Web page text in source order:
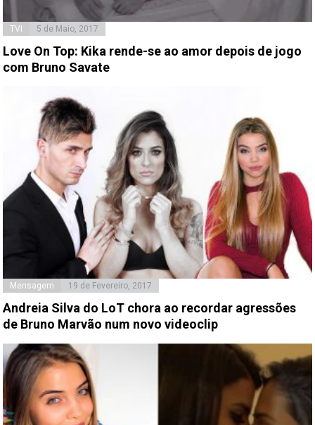
TVI 5 de Maio, 2017
Love On Top: Kika rende-se ao amor depois de jogo
com Bruno Savate
Mensagem 19 de Fevereiro, 2017
Andreia Silva do LoT chora ao recordar agressões
de Bruno Marvão num novo videoclip